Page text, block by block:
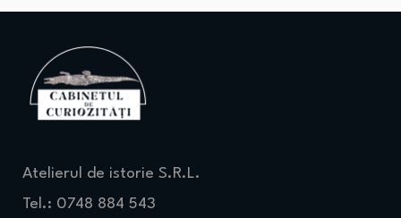
Atelierul de istorie S.R.L.
Tel.: 0748 884 543